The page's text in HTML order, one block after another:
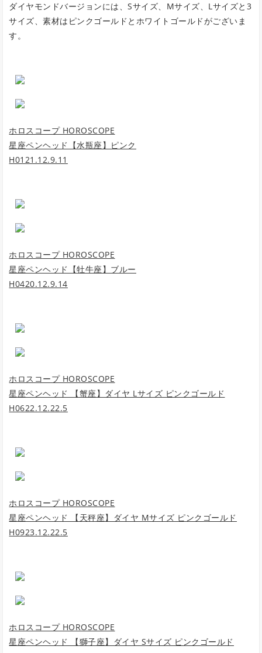
ダイヤモンドバージョンには、Sサイズ、Mサイズ、Lサイズと3
サイズ、素材はピンクゴールドとホワイトゴールドがございま
す。
ホロスコープ HOROSCOPE
星座ペンヘッド【水瓶座】ピンク
H0121.12.9.11
ホロスコープ HOROSCOPE
星座ペンヘッド【牡牛座】ブルー
H0420.12.9.14
ホロスコープ HOROSCOPE
星座ペンヘッド 【蟹座】ダイヤ Lサイズ ピンクゴールド
H0622.12.22.5
ホロスコープ HOROSCOPE
星座ペンヘッド 【天秤座】ダイヤ Mサイズ ピンクゴールド
H0923.12.22.5
ホロスコープ HOROSCOPE
星座ペンヘッド 【獅子座】ダイヤ Sサイズ ピンクゴールド